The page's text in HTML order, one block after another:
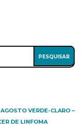
VERDE-CLARO –
DE LINFOMA